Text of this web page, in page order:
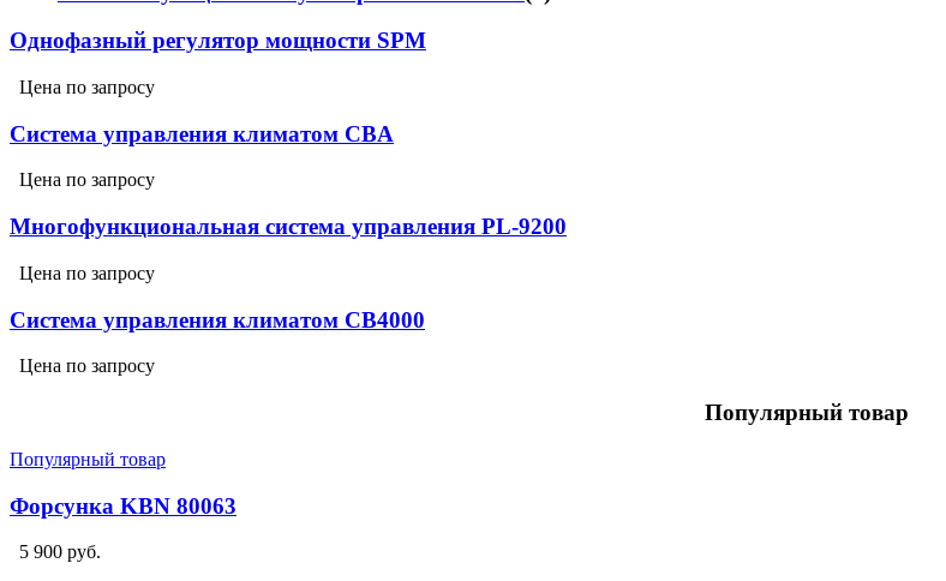
Однофазный регулятор мощности SPM
Цена по запросу
Система управления климатом CBA
Цена по запросу
Многофункциональная система управления PL-9200
Цена по запросу
Система управления климатом CB4000
Цена по запросу
Популярный товар
Популярный товар
Форсунка KBN 80063
5 900 руб.